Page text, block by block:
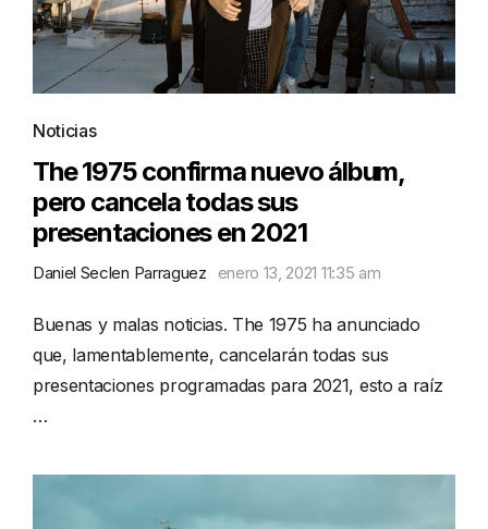
Noticias
The 1975 confirma nuevo álbum,
pero cancela todas sus
presentaciones en 2021
Daniel Seclen Parraguez enero 13, 2021 11:35 am
Buenas y malas noticias. The 1975 ha anunciado
que, lamentablemente, cancelarán todas sus
presentaciones programadas para 2021, esto a raíz
…